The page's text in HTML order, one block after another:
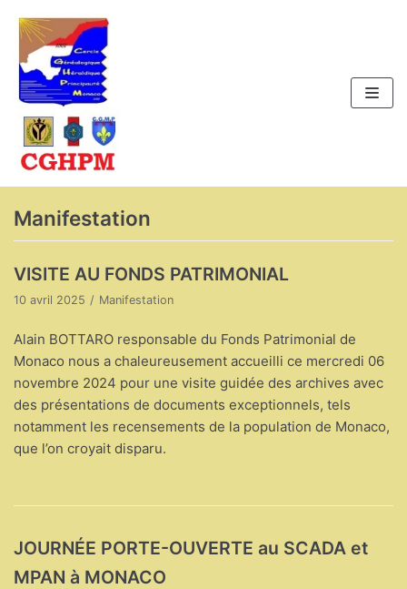
Aller
au
contenu
Manifestation
VISITE AU FONDS PATRIMONIAL
10 avril 2025 Manifestation
Alain BOTTARO responsable du Fonds Patrimonial de
Monaco nous a chaleureusement accueilli ce mercredi 06
novembre 2024 pour une visite guidée des archives avec
des présentations de documents exceptionnels, tels
notamment les recensements de la population de Monaco,
que l’on croyait disparu.
JOURNÉE PORTE-OUVERTE au SCADA et
MPAN à MONACO